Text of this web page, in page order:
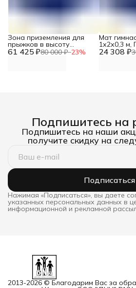
61 425 ₽80 000 ₽−23%
Зона приземления для
прыжков в высоту
200*300*30 см, Плотность 24 308 ₽
Мат
1х2х0,3 м,
поролона
Подпишитесь на
Подпишитесь на наши
получите скидку на
Подписаться
Нажимая «Подписаться», вы даете
указанных персональных данных в
информационной и рекламной
2013-2026 © Благодарим Вас за